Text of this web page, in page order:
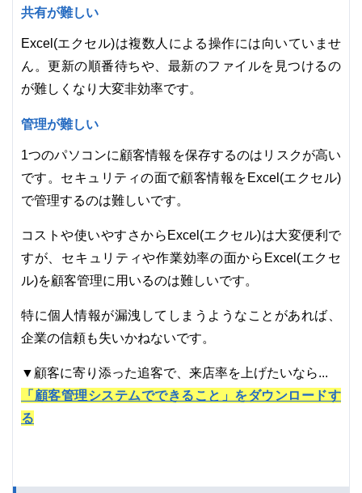
共有が難しい
Excel(エクセル)は複数人による操作には向いていませ
ん。更新の順番待ちや、最新のファイルを見つけるの
が難しくなり大変非効率です。
管理が難しい
1つのパソコンに顧客情報を保存するのはリスクが高い
です。セキュリティの面で顧客情報をExcel(エクセル)
で管理するのは難しいです。
コストや使いやすさからExcel(エクセル)は大変便利で
すが、セキュリティや作業効率の面からExcel(エクセ
ル)を顧客管理に用いるのは難しいです。
特に個人情報が漏洩してしまうようなことがあれば、
企業の信頼も失いかねないです。
▼顧客に寄り添った追客で、来店率を上げたいなら...
「顧客管理システムでできること」をダウンロードす
る